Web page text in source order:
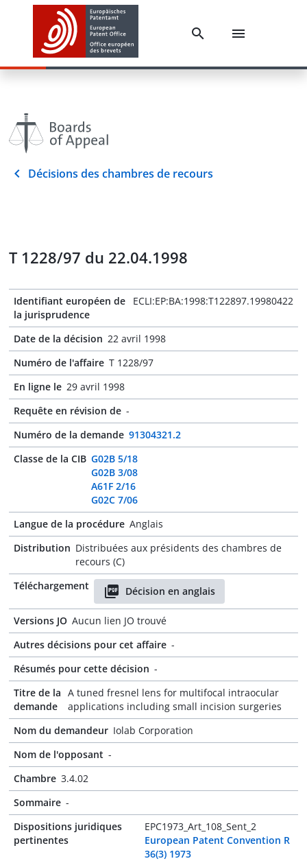
Décisions des chambres de recours
T 1228/97 du 22.04.1998
Identifiant européen de
la jurisprudence
ECLI:EP:BA:1998:T122897.19980422
Date de la décision 22 avril 1998
Numéro de l'affaire T 1228/97
En ligne le 29 avril 1998
Requête en révision de -
Numéro de la demande 91304321.2
Classe de la CIB G02B 5/18
G02B 3/08
A61F 2/16
G02C 7/06
Langue de la procédure Anglais
Distribution Distribuées aux présidents des chambres de
recours (C)
Téléchargement
Décision en anglais
Versions JO Aucun lien JO trouvé
Autres décisions pour cet affaire -
Résumés pour cette décision -
Titre de la
demande
A tuned fresnel lens for multifocal intraocular
applications including small incision surgeries
Nom du demandeur Iolab Corporation
Nom de l'opposant -
Chambre 3.4.02
Sommaire -
Dispositions juridiques
pertinentes
EPC1973_Art_108_Sent_2
European Patent Convention R
36(3) 1973